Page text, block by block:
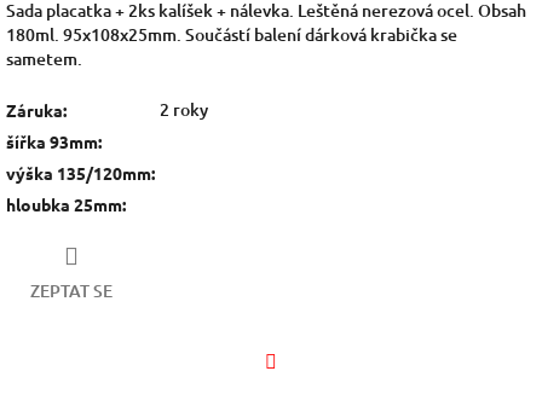
Sada placatka + 2ks kalíšek + nálevka. Leštěná nerezová ocel. Obsah
180ml. 95x108x25mm. Součástí balení dárková krabička se
sametem.
Záruka: 2 roky
šířka 93mm:
výška 135/120mm:
hloubka 25mm:
ZEPTAT SE